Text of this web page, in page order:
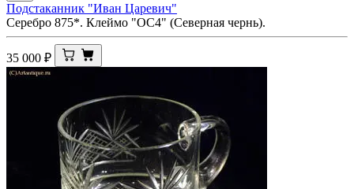
Подстаканник "Иван Царевич"
Серебро 875*. Клеймо "ОС4" (Северная чернь).
35 000 ₽